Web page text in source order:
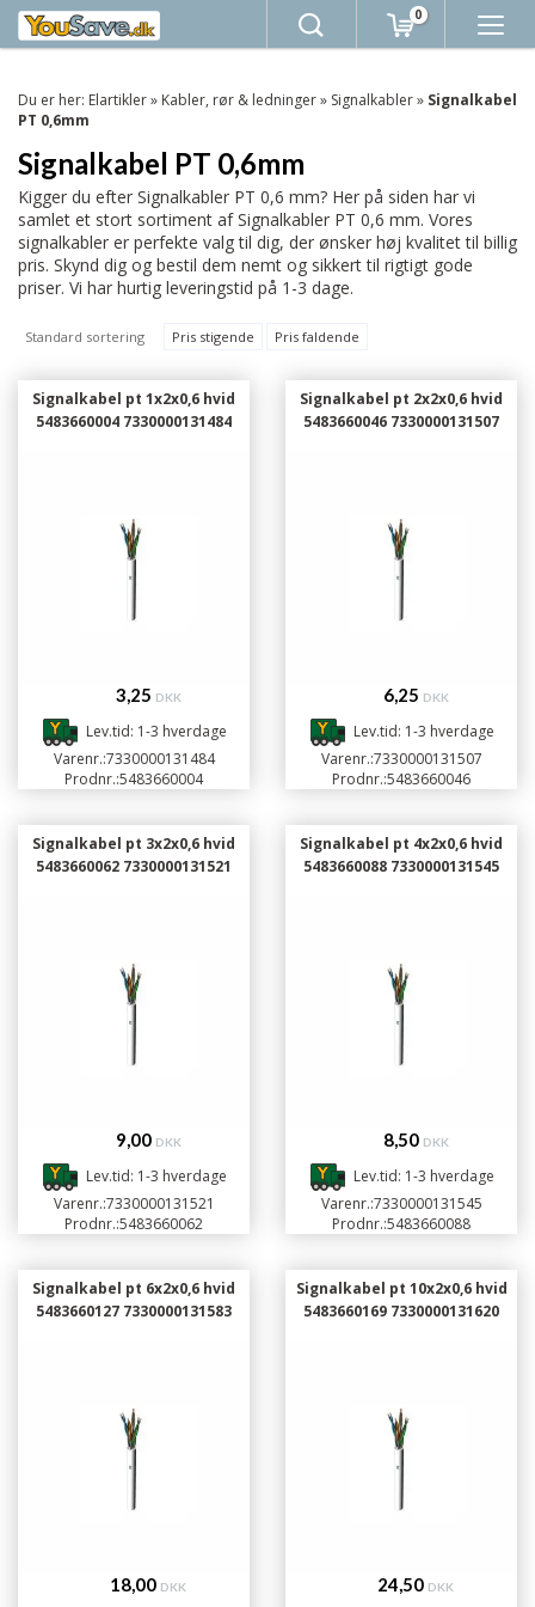
0
Du er her: Elartikler» Kabler, rør & ledninger» Signalkabler» Signalkabel
PT 0,6mm
Signalkabel PT 0,6mm
Kigger du efter Signalkabler PT 0,6 mm? Her på siden har vi
samlet et stort sortiment af Signalkabler PT 0,6 mm. Vores
signalkabler er perfekte valg til dig, der ønsker høj kvalitet til billig
pris. Skynd dig og bestil dem nemt og sikkert til rigtigt gode
priser. Vi har hurtig leveringstid på 1-3 dage.
Standard sortering Pris stigende Pris faldende
Signalkabel pt 1x2x0,6 hvid
5483660004 7330000131484
3,25 DKK
Lev.tid: 1-3 hverdage
Varenr.:7330000131484
Prodnr.:5483660004
Signalkabel pt 2x2x0,6 hvid
5483660046 7330000131507
6,25 DKK
Lev.tid: 1-3 hverdage
Varenr.:7330000131507
Prodnr.:5483660046
Signalkabel pt 3x2x0,6 hvid
5483660062 7330000131521
9,00 DKK
Lev.tid: 1-3 hverdage
Varenr.:7330000131521
Prodnr.:5483660062
Signalkabel pt 4x2x0,6 hvid
5483660088 7330000131545
8,50 DKK
Lev.tid: 1-3 hverdage
Varenr.:7330000131545
Prodnr.:5483660088
Signalkabel pt 6x2x0,6 hvid
5483660127 7330000131583
18,00 DKK
Signalkabel pt 10x2x0,6 hvid
5483660169 7330000131620
24,50 DKK